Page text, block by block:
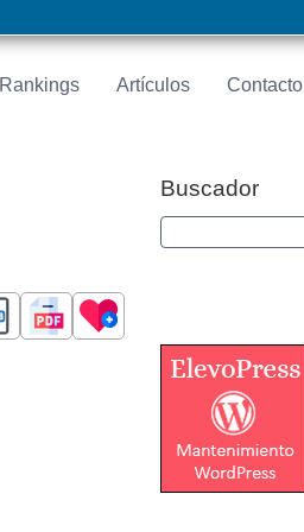
Rankings Artículos Contacto
Buscador